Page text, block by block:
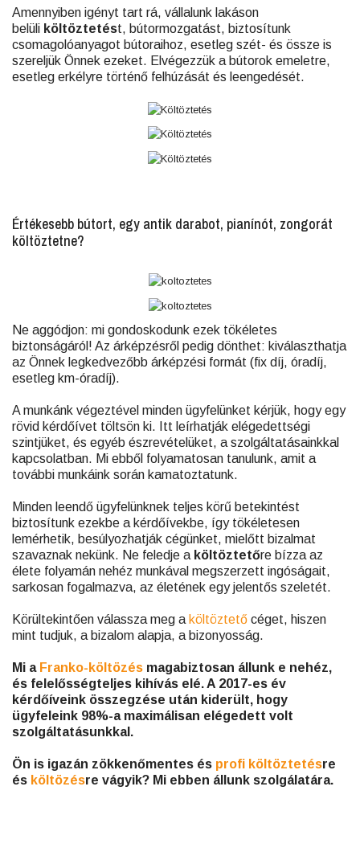
Amennyiben igényt tart rá, vállalunk lakáson
belüli költöztetést, bútormozgatást, biztosítunk
csomagolóanyagot bútoraihoz, esetleg szét- és össze is
szereljük Önnek ezeket. Elvégezzük a bútorok emeletre,
esetleg erkélyre történő felhúzását és leengedését.
Értékesebb bútort, egy antik darabot, pianínót, zongorát
költöztetne?
Ne aggódjon: mi gondoskodunk ezek tökéletes
biztonságáról! Az árképzésről pedig dönthet: kiválaszthatja
az Önnek legkedvezőbb árképzési formát (fix díj, óradíj,
esetleg km-óradíj).
A munkánk végeztével minden ügyfelünket kérjük, hogy egy
rövid kérdőívet töltsön ki. Itt leírhatják elégedettségi
szintjüket, és egyéb észrevételüket, a szolgáltatásainkkal
kapcsolatban. Mi ebből folyamatosan tanulunk, amit a
további munkáink során kamatoztatunk.
Minden leendő ügyfelünknek teljes körű betekintést
biztosítunk ezekbe a kérdőívekbe, így tökéletesen
lemérhetik, besúlyozhatják cégünket, mielőtt bizalmat
szavaznak nekünk. Ne feledje a költöztetőre bízza az
élete folyamán nehéz munkával megszerzett ingóságait,
sarkosan fogalmazva, az életének egy jelentős szeletét.
Körültekintően válassza meg a költöztető céget, hiszen
mint tudjuk, a bizalom alapja, a bizonyosság.
Mi a Franko-költözés magabiztosan állunk e nehéz,
és felelősségteljes kihívás elé. A 2017-es év
kérdőíveink összegzése után kiderült, hogy
ügyfeleink 98%-a maximálisan elégedett volt
szolgáltatásunkkal.
Ön is igazán zökkenőmentes és profi költöztetésre
és költözésre vágyik? Mi ebben állunk szolgálatára.